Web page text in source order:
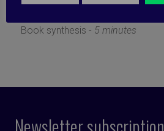
Book synthesis - 5 minutes